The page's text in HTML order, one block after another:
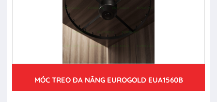
MÓC TREO ĐA NĂNG EUROGOLD EUA1560B